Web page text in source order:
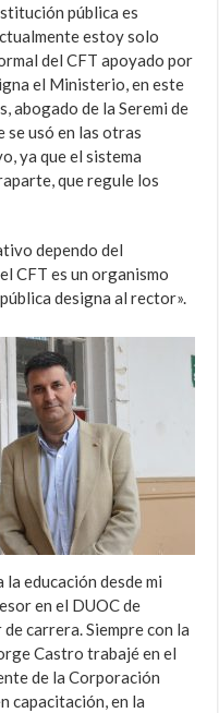
pública es
estoy solo
del CFT apoyado por
el Ministerio, en este
abogado de la Seremi de
se usó en las otras
ya que el sistema
que regule los
dependo del
CFT es un organismo
designa al rector».
educación desde mi
en el DUOC de
carrera. Siempre con la
Castro trabajé en el
de la Corporación
capacitación, en la